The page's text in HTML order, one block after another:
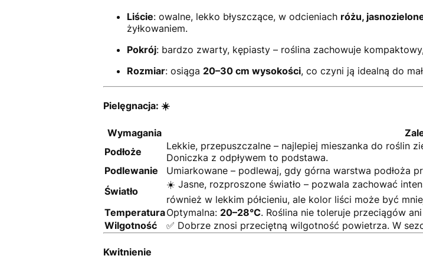
Liście: owalne, lekko błyszczące, w odcieniach różu,
żyłkowaniem.
Pokrój: bardzo zwarty, kępiasty – roślina zachowuje
Rozmiar: osiąga 20–30 cm wysokości, co czyni ją idealną do
Pielęgnacja: ☀️
Wymagania
Podłoże
Lekkie, przepuszczalne – najlepiej mieszanka do roślin
Doniczka z odpływem to podstawa.
Podlewanie
Umiarkowane – podlewaj, gdy górna warstwa podłoża
Światło
☀️ Jasne, rozproszone światło – pozwala zachować
również w lekkim półcieniu, ale kolor liści może być
TemperaturaOptymalna: 20–28°C. Roślina nie toleruje przeciągów
Wilgotność
✅ Dobrze znosi przeciętną wilgotność powietrza. W
Kwitnienie